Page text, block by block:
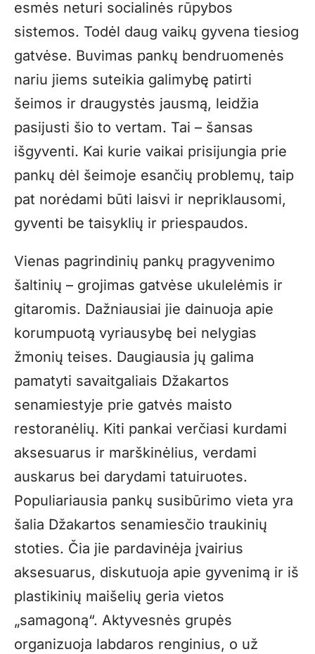
esmės neturi socialinės rūpybos
sistemos. Todėl daug vaikų gyvena tiesiog
gatvėse. Buvimas pankų bendruomenės
nariu jiems suteikia galimybę patirti
šeimos ir draugystės jausmą, leidžia
pasijusti šio to vertam. Tai – šansas
išgyventi. Kai kurie vaikai prisijungia prie
pankų dėl šeimoje esančių problemų, taip
pat norėdami būti laisvi ir nepriklausomi,
gyventi be taisyklių ir priespaudos.
Vienas pagrindinių pankų pragyvenimo
šaltinių – grojimas gatvėse ukulelėmis ir
gitaromis. Dažniausiai jie dainuoja apie
korumpuotą vyriausybę bei nelygias
žmonių teises. Daugiausia jų galima
pamatyti savaitgaliais Džakartos
senamiestyje prie gatvės maisto
restoranėlių. Kiti pankai verčiasi kurdami
aksesuarus ir marškinėlius, verdami
auskarus bei darydami tatuiruotes.
Populiariausia pankų susibūrimo vieta yra
šalia Džakartos senamiesčio traukinių
stoties. Čia jie pardavinėja įvairius
aksesuarus, diskutuoja apie gyvenimą ir iš
plastikinių maišelių geria vietos
„samagoną“. Aktyvesnės grupės
organizuoja labdaros renginius, o už